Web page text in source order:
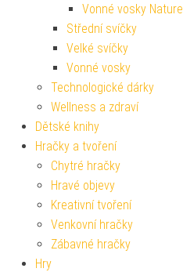
Vonné vosky Nature
Střední svíčky
Velké svíčky
Vonné vosky
Technologické dárky
Wellness a zdraví
Dětské knihy
Hračky a tvoření
Chytré hračky
Hravé objevy
Kreativní tvoření
Venkovní hračky
Zábavné hračky
Hry